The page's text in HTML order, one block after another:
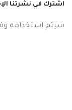
اشترك في نشرتنا
سيتم استخدامه